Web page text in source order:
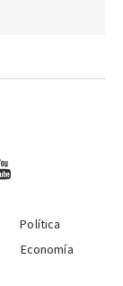
Política
Economía